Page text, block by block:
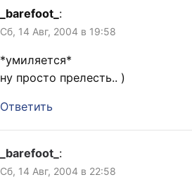
_barefoot_ :
Сб, 14 Авг, 2004 в 19:58
*умиляется*
ну просто прелесть.. )
Ответить
_barefoot_ :
Сб, 14 Авг, 2004 в 22:58